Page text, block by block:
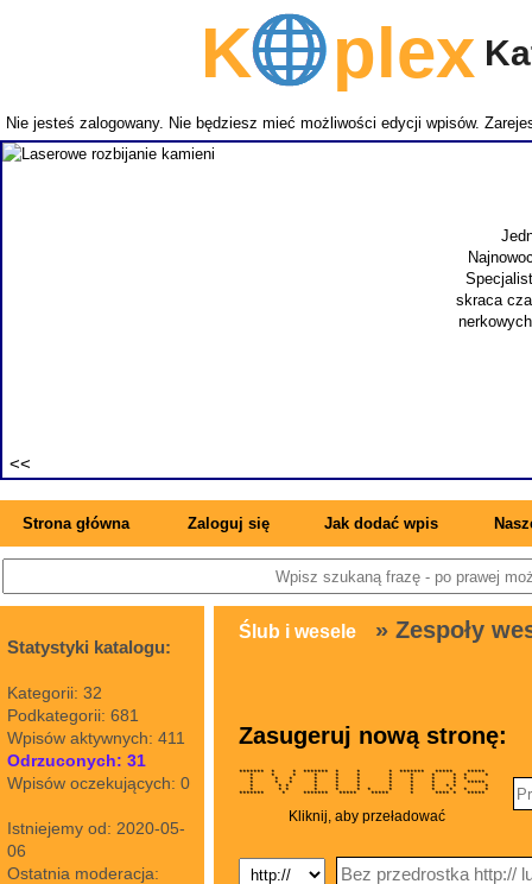
Kplex
Nie jesteś zalogowany. Nie będziesz mieć możliwości edycji wpisów.
skraca
Strona główna Zaloguj się Jak dodać wpis
Statystyki katalogu:
Kategorii: 32
Podkategorii: 681
Wpisów aktywnych: 411
Odrzuconych: 31
Wpisów oczekujących: 0
Istniejemy od: 2020-05-
06
Ostatnia moderacja:
Ślub i wesele » Zespoły
Zasugeruj nową stronę:
******* * * ******* * * * ******* ***** *****
* * * * * * * * * * * *
* * * * * * * * * * *
* * * * * * * * * * *****
* * * * * * * * * * * *
* * * * * * * * * * * * *
******* * ******* ***** ***** * **** * *****
Kliknij, aby przeładować